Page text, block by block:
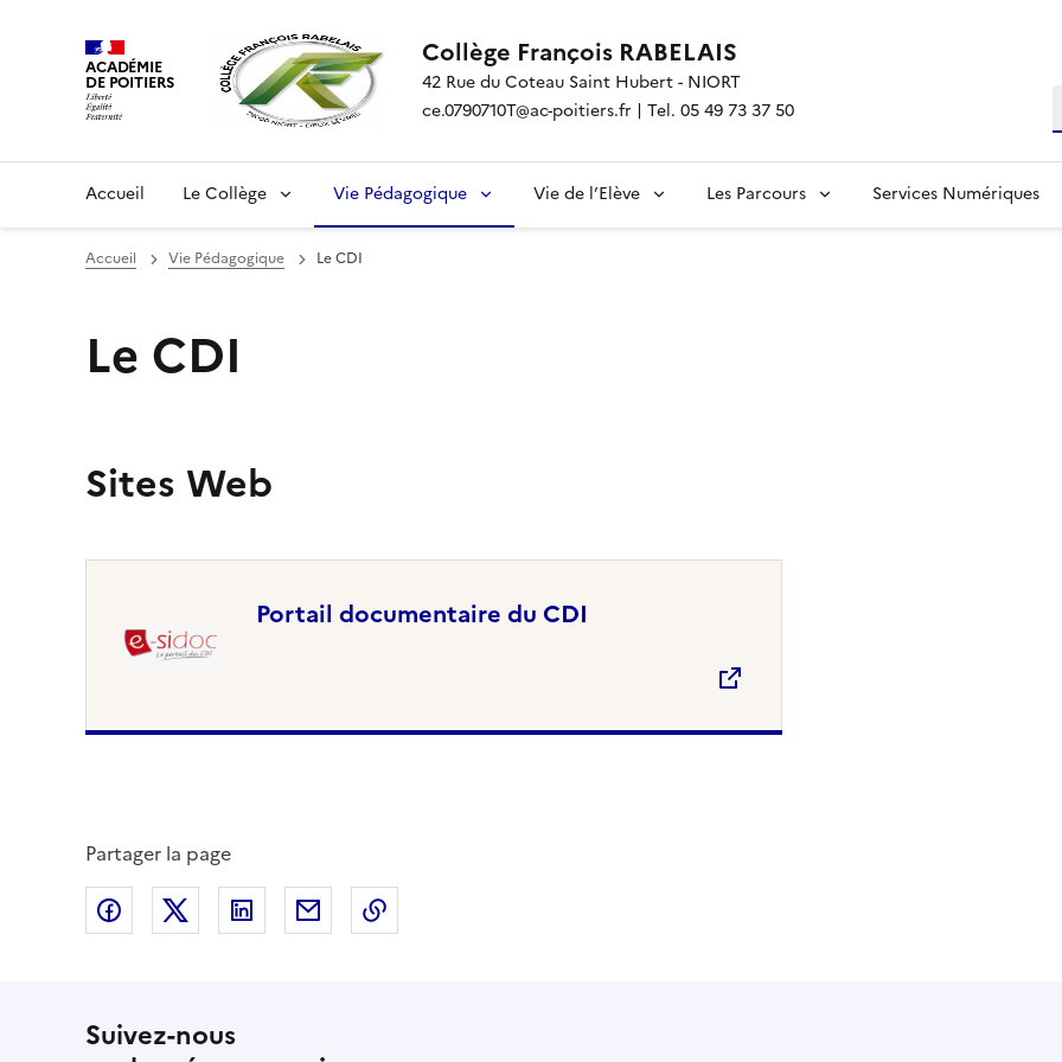
ACADÉMIE
DE POITIERS
Collège François RABELAIS
42 Rue du Coteau Saint Hubert - NIORT
ce.0790710T@ac-poitiers.fr | Tel. 05 49 73 37 50
Accueil Le Collège Vie Pédagogique Vie de l’Elève Les Parcours Services Numériques
Accueil Vie Pédagogique Le CDI
Le CDI
Sites Web
Portail documentaire du CDI
Partager la page
Partager sur Facebook
Partager sur Twitter
Partager sur LinkedIn
Partager par email
Suivez-nous